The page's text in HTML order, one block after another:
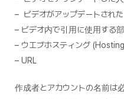
– ビデオがアップデートされ
– ビデオ内で引用に使用する
– ウエブホスティング
– URL
作成者とアカウントの名前は